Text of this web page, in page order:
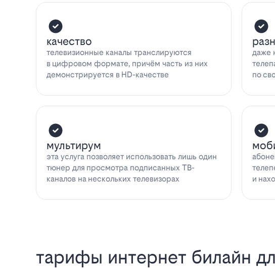
качество
телевизионные каналы транслируются
в цифровом формате, причём часть из них
демонстрируется в HD-качестве
даже
по
мультирум
эта услуга позволяет использовать лишь один
тюнер для просмотра подписанных ТВ-
каналов на нескольких телевизорах
и
тарифы интернет билайн